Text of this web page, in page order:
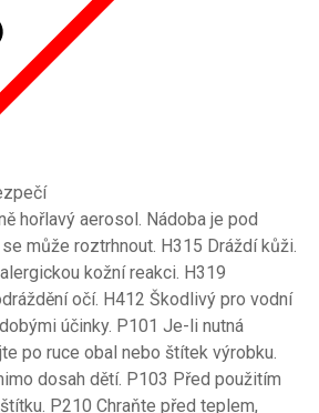
hořlavý aerosol. Nádoba je pod
může roztrhnout. H315 Dráždí kůži.
kožní reakci. H319
očí. H412 Škodlivý pro vodní
účinky. P101 Je-li nutná
po ruce obal nebo štítek výrobku.
dosah dětí. P103 Před použitím
P210 Chraňte před teplem,